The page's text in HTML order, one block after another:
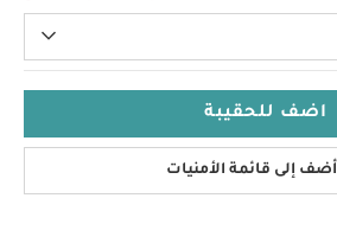
اضف للحقيبة
أضف إلى قائمة الأمنيات